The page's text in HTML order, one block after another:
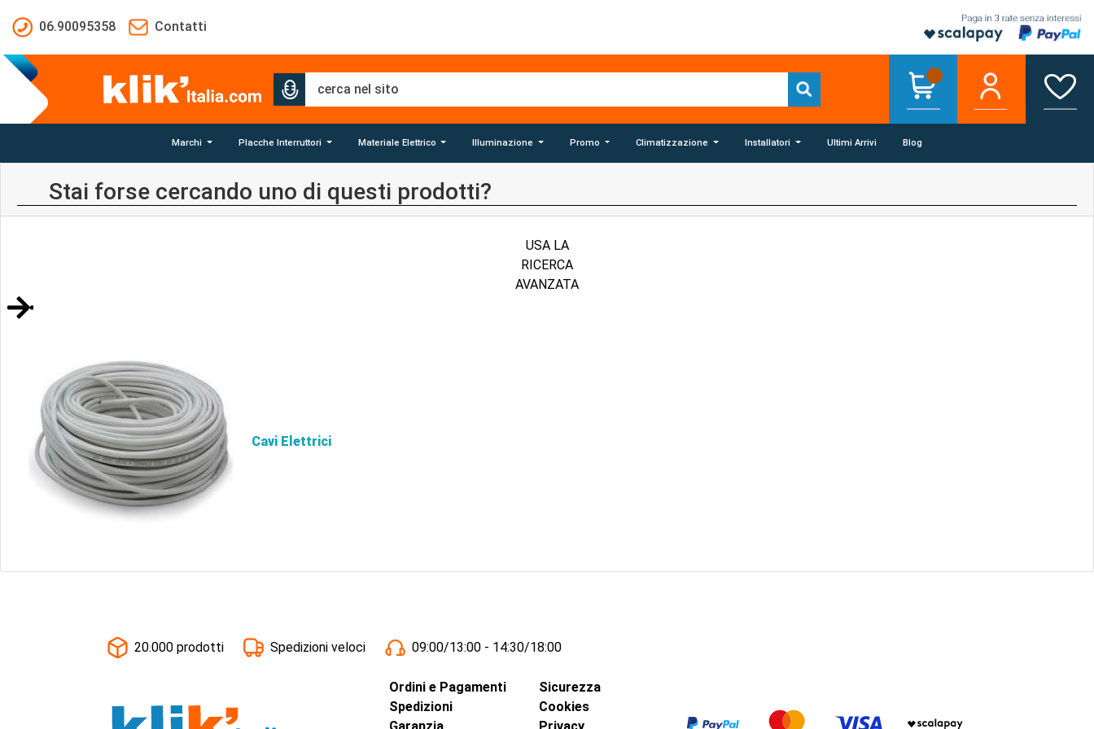
06.90095358
Contatti
Marchi Placche Interruttori Materiale Elettrico Illuminazione Promo Climatizzazione Installatori Ultimi Arrivi Blog
Stai forse cercando uno di questi prodotti?
USA LA
RICERCA
AVANZATA
Cavi Elettrici
20.000 prodotti Spedizioni veloci 09:00/13:00 - 14:30/18:00
Ordini e Pagamenti
Spedizioni
Sicurezza
Cookies